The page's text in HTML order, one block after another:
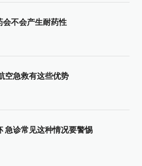
会不会产生耐药性
空急救有这些优势
急诊常见这种情况要警惕